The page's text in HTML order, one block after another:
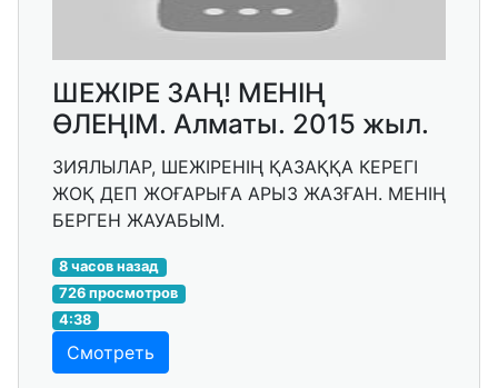
ШЕЖІРЕ ЗАҢ! МЕНІҢ
ӨЛЕҢІМ. Алматы. 2015 жыл.
ЗИЯЛЫЛАР, ШЕЖІРЕНІҢ ҚАЗАҚҚА КЕРЕГІ
ЖОҚ ДЕП ЖОҒАРЫҒА АРЫЗ ЖАЗҒАН. МЕНІҢ
БЕРГЕН ЖАУАБЫМ.
8 часов назад
726 просмотров
4:38
Смотреть